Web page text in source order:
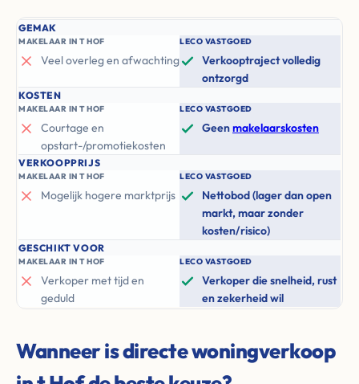
GEMAK
MAKELAAR IN T HOF
Veel overleg en afwachting
LECO VASTGOED
Verkooptraject volledig
ontzorgd
KOSTEN
MAKELAAR IN T HOF
Courtage en
opstart-/promotiekosten
LECO VASTGOED
Geenmakelaarskosten
VERKOOPPRIJS
MAKELAAR IN T HOF
Mogelijk hogere marktprijs
LECO VASTGOED
Nettobod (lager dan open
markt, maar zonder
kosten/risico)
GESCHIKT VOOR
MAKELAAR IN T HOF
Verkoper met tijd en
geduld
LECO VASTGOED
Verkoper die snelheid, rust
en zekerheid wil
Wanneer is directe woningverkoop